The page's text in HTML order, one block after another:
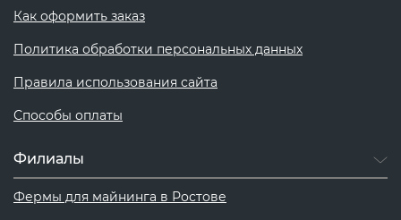
Как оформить заказ
Политика обработки персональных данных
Правила использования сайта
Способы оплаты
Филиалы
Фермы для майнинга в Ростове